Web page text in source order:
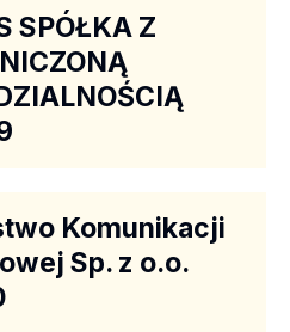
SPÓŁKA Z
Komunikacji
Sp. z o.o.